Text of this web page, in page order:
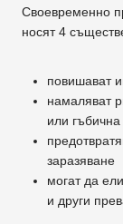
Своевременно
носят 4
повишават
намаляват
или
заразяване
могат да
и други